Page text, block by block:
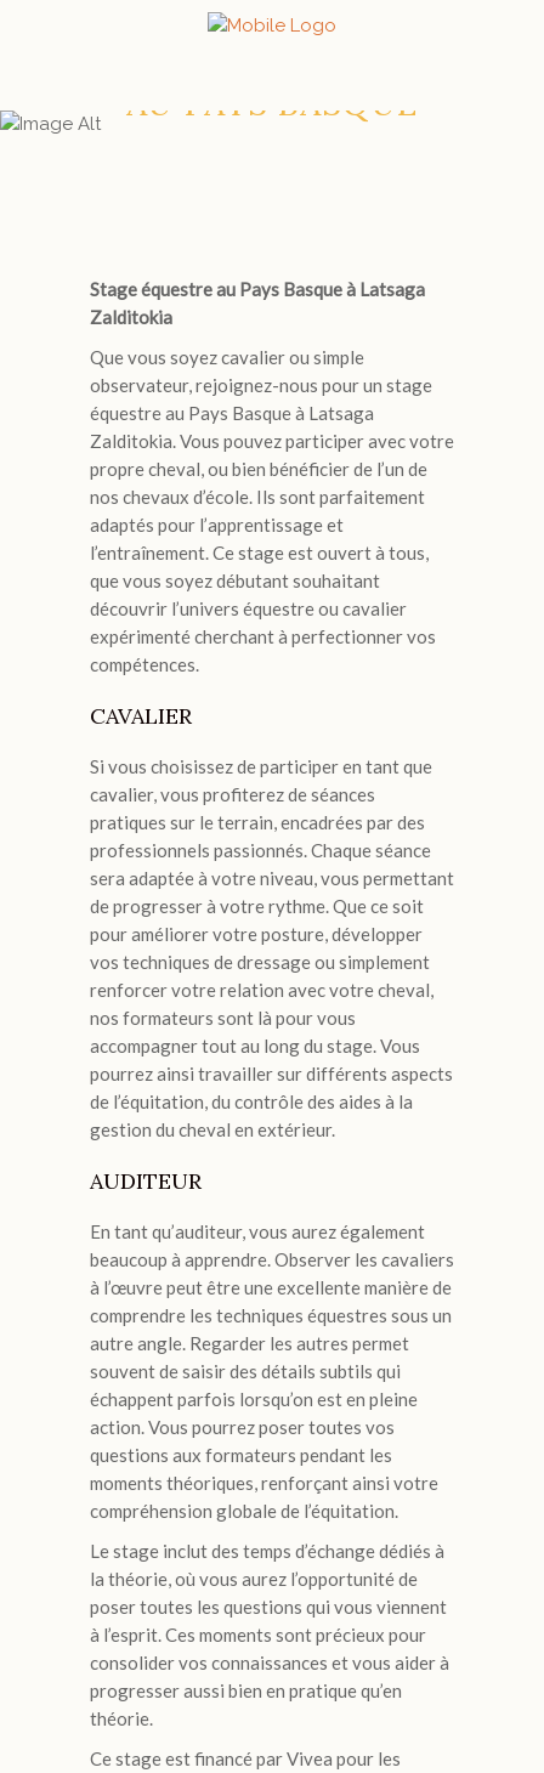
AU PAYS BASQUE
Stage équestre au Pays Basque à Latsaga
Zalditokia
Que vous soyez cavalier ou simple
observateur, rejoignez-nous pour un stage
équestre au Pays Basque à Latsaga
Zalditokia. Vous pouvez participer avec votre
propre cheval, ou bien bénéficier de l’un de
nos chevaux d’école. Ils sont parfaitement
adaptés pour l’apprentissage et
l’entraînement. Ce stage est ouvert à tous,
que vous soyez débutant souhaitant
découvrir l’univers équestre ou cavalier
expérimenté cherchant à perfectionner vos
compétences.
CAVALIER
Si vous choisissez de participer en tant que
cavalier, vous profiterez de séances
pratiques sur le terrain, encadrées par des
professionnels passionnés. Chaque séance
sera adaptée à votre niveau, vous permettant
de progresser à votre rythme. Que ce soit
pour améliorer votre posture, développer
vos techniques de dressage ou simplement
renforcer votre relation avec votre cheval,
nos formateurs sont là pour vous
accompagner tout au long du stage. Vous
pourrez ainsi travailler sur différents aspects
de l’équitation, du contrôle des aides à la
gestion du cheval en extérieur.
AUDITEUR
En tant qu’auditeur, vous aurez également
beaucoup à apprendre. Observer les cavaliers
à l’œuvre peut être une excellente manière de
comprendre les techniques équestres sous un
autre angle. Regarder les autres permet
souvent de saisir des détails subtils qui
échappent parfois lorsqu’on est en pleine
action. Vous pourrez poser toutes vos
questions aux formateurs pendant les
moments théoriques, renforçant ainsi votre
compréhension globale de l’équitation.
Le stage inclut des temps d’échange dédiés à
la théorie, où vous aurez l’opportunité de
poser toutes les questions qui vous viennent
à l’esprit. Ces moments sont précieux pour
consolider vos connaissances et vous aider à
progresser aussi bien en pratique qu’en
théorie.
Ce stage est financé par Vivea pour les